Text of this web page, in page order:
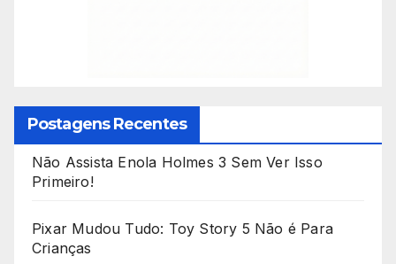
Postagens Recentes
Não Assista Enola Holmes 3 Sem Ver Isso
Primeiro!
Pixar Mudou Tudo: Toy Story 5 Não é Para
Crianças